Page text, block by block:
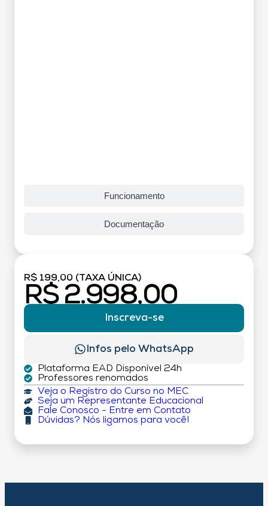
Funcionamento
Documentação
R$ 199,00 (TAXA ÚNICA)
R$ 2.998,00
Inscreva-se
Infos pelo WhatsApp
Plataforma EAD Disponível 24h
Professores renomados
Veja o Registro do Curso no MEC
Seja um Representante Educacional
Fale Conosco - Entre em Contato
Dúvidas? Nós ligamos para você!